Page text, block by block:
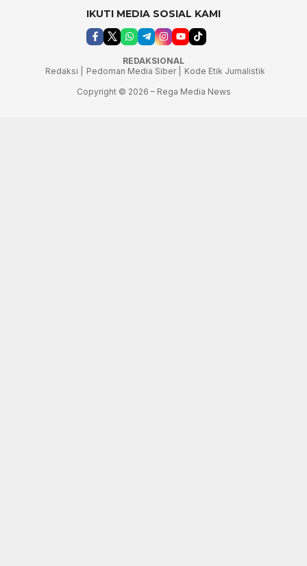
IKUTI MEDIA SOSIAL KAMI
REDAKSIONAL
Redaksi |
Pedoman Media Siber |
Kode Etik Jurnalistik
Copyright © 2026 – Rega Media News